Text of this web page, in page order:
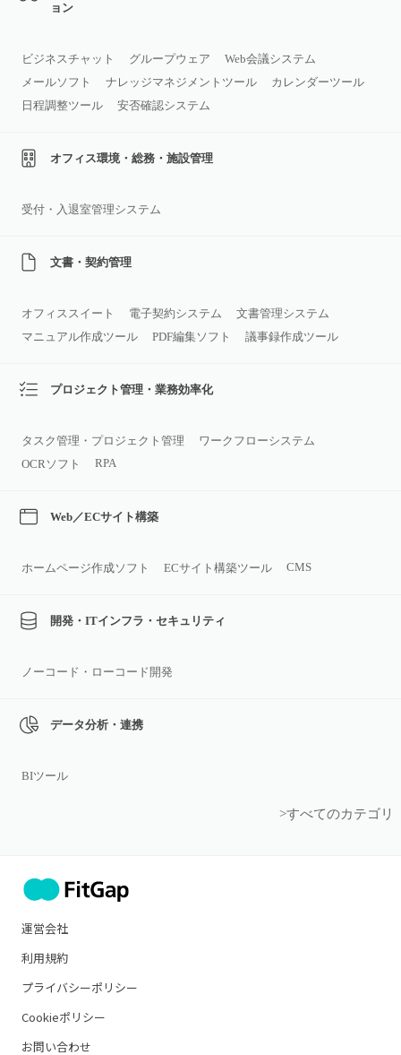
ョン
ビジネスチャット グループウェア
Web会議システム
メールソフト
ナレッジマネジメントツール
カレンダーツール
日程調整ツール
安否確認システム
オフィス環境・総務・施設管理
受付・入退室管理システム
文書・契約管理
オフィススイート 電子契約システム
文書管理システム
マニュアル作成ツール
PDF編集ソフト 議事録作成ツール
プロジェクト管理・業務効率化
タスク管理・プロジェクト管理
ワークフローシステム
OCRソフト
RPA
Web／ECサイト構築
ホームページ作成ソフト ECサイト構築ツール CMS
開発・ITインフラ・セキュリティ
ノーコード・ローコード開発
データ分析・連携
BIツール
>すべてのカテゴリ
運営会社
利用規約
プライバシーポリシー
Cookieポリシー
お問い合わせ